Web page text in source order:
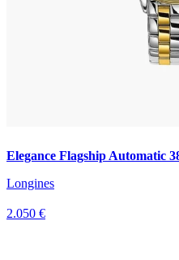
Elegance Flagship Automatic
Longines
2.050 €